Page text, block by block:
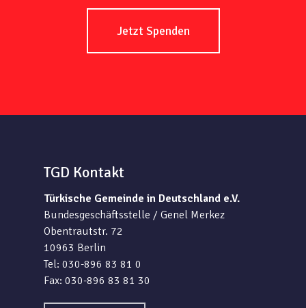
Jetzt Spenden
TGD Kontakt
Türkische Gemeinde in Deutschland e.V.
Bundesgeschäftsstelle / Genel Merkez
Obentrautstr. 72
10963 Berlin
Tel: 030-896 83 81 0
Fax: 030-896 83 81 30